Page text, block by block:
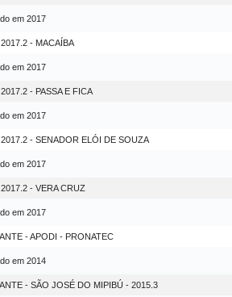
em 2017
- MACAÍBA
em 2017
- PASSA E FICA
em 2017
- SENADOR ELÓI DE SOUZA
em 2017
- VERA CRUZ
em 2017
- APODI - PRONATEC
em 2014
- SÃO JOSÉ DO MIPIBÚ - 2015.3